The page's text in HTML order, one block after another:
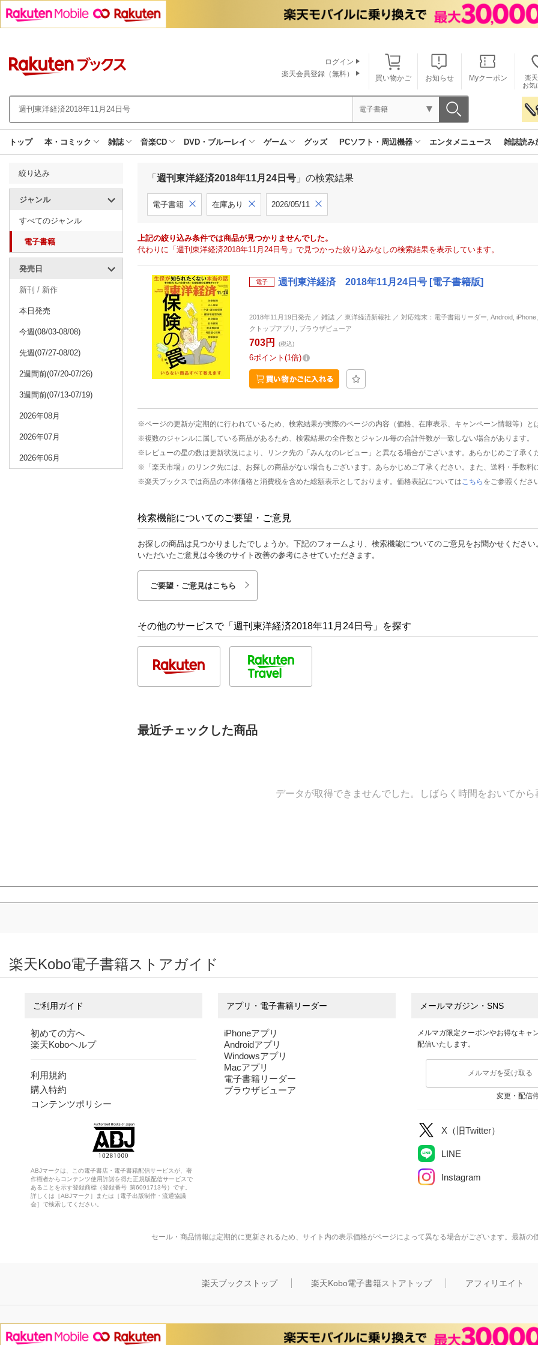
買い物かご お知らせ Myクーポン
楽
お気
ログイン
楽天会員登録（無料）
電子書籍
トップ 本・コミック 雑誌 音楽CD DVD・ブルーレイ ゲーム グッズ PCソフト・周辺機器 エンタメニュース 雑誌読み
絞り込み
ジャンル
すべてのジャンル
電子書籍
発売日
新刊 / 新作
本日発売
今週(08/03-08/08)
先週(07/27-08/02)
2週間前(07/20-07/26)
3週間前(07/13-07/19)
2026年08月
2026年07月
2026年06月
「 週刊東洋経済2018年11月24日号 」の検索結果
電子書籍 在庫あり 2026/05/11
上記の絞り込み条件では商品が見つかりませんでした。
代わりに「週刊東洋経済2018年11月24日号」で見つかった絞り込みなしの検索結果を表示しています。
電子 週刊東洋経済 2018年11月24日号 [電子書籍版]
2018年11月19日発売 ／ 雑誌 ／ 東洋経済新報社 ／ 対応端末：電子書籍リーダー, Android,
クトップアプリ, ブラウザビューア
703円 (税込)
6ポイント 1倍
※ページの更新が定期的に行われているため、検索結果が実際のページの内容（価格、在庫表示、キャンペーン情報等）と
※複数のジャンルに属している商品があるため、検索結果の全件数とジャンル毎の合計件数が一致しない場合があります。
※レビューの星の数は更新状況により、リンク先の「みんなのレビュー」と異なる場合がございます。あらかじめご了承く
※「楽天市場」のリンク先には、お探しの商品がない場合もございます。あらかじめご了承ください。また、送料・手数料
※楽天ブックスでは商品の本体価格と消費税を含めた総額表示としております。価格表記については こちら をご参照くださ
検索機能についてのご要望・ご意見
お探しの商品は見つかりましたでしょうか。下記のフォームより、検索機能についてのご意見をお聞かせください
いただいたご意見は今後のサイト改善の参考にさせていただきます。
ご要望・ご意見はこちら
その他のサービスで「週刊東洋経済2018年11月24日号」を探す
最近チェックした商品
データが取得できませんでした。しばらく時間をおいてから
楽天Kobo電子書籍ストアガイド
ご利用ガイド
初めての方へ
楽天Koboヘルプ
利用規約
購入特約
コンテンツポリシー
ABJマークは、この電子書店・電子書籍配信サービスが、著
作権者からコンテンツ使用許諾を得た正規版配信サービスで
あることを示す登録商標（登録番号 第6091713号）です。
詳しくは［ABJマーク］または［電子出版制作・流通協議
会］で検索してください。
アプリ・電子書籍リーダー
iPhoneアプリ
Androidアプリ
Windowsアプリ
Macアプリ
電子書籍リーダー
ブラウザビューア
メールマガジン・SNS
メルマガ限定クーポンやお得なキャ
配信いたします。
メルマガを受け取る
変更・配信
X（旧Twitter）
LINE
Instagram
セール・商品情報は定期的に更新されるため、サイト内の表示価格がページによって異なる場合がございます。最新の
楽天ブックストップ 楽天Kobo電子書籍ストアトップ アフィリエイト